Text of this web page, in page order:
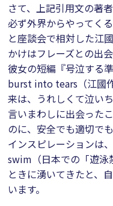
さて、上記引用文の著
必ず外界からやってく
と座談会で相対した江
かけはフレーズとの出
彼女の短編『号泣する
burst into tears（江國
来は、うれしくて泣い
言いまわしに出会った
のに、安全でも適切で
インスピレーションは
swim（日本での「遊泳
ときに湧いてきたと、
います。